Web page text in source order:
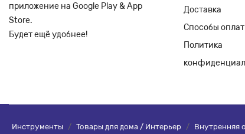
приложение на Google Play & App
Store.
Будет ещё удобнее!
Доставка
Способы
Политика
Инструменты / Товары для дома / Интерьер / Внутренняя